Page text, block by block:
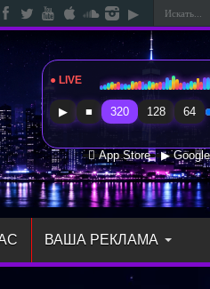
● LIVE
▶ ■ 320 128 64
 App Store ▶
ВАША РЕКЛАМА